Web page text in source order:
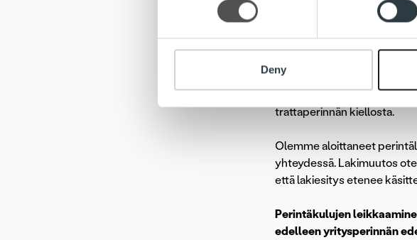
other information that you’ve provided to them
Deny
koskemaan kaikkia
vain rekisteröityneitä
Viimeisimmän
perintäkulujen
perintätoimien
trattaperinnän kiellosta.
Olemme aloittaneet
yhteydessä. Lakimuutos
että lakiesitys etenee
Perintäkulujen
edelleen yritysperinnän